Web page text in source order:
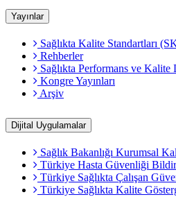
Yayınlar
Sağlıkta Kalite Standartları
Rehberler
Sağlıkta Performans ve Kalite
Kongre Yayınları
Arşiv
Dijital Uygulamalar
Sağlık Bakanlığı Kurumsal
​Türkiye Hasta Güvenliği
Türkiye Sağlıkta Çalışan
Türkiye Sağlıkta Kalite